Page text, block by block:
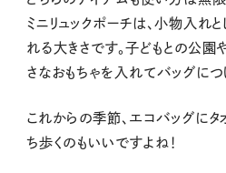
ミニリュックポーチは、小物入れ
れる大きさです。子どもとの公
さなおもちゃを入れてバッグにつ
これからの季節、エコバッグに
ち歩くのもいいですよね！